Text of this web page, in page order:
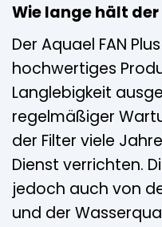
Wie lange hält der
Der Aquael FAN
hochwertiges
Langlebigkeit
regelmäßiger
der Filter viele
Dienst verrichten.
jedoch auch von
und der